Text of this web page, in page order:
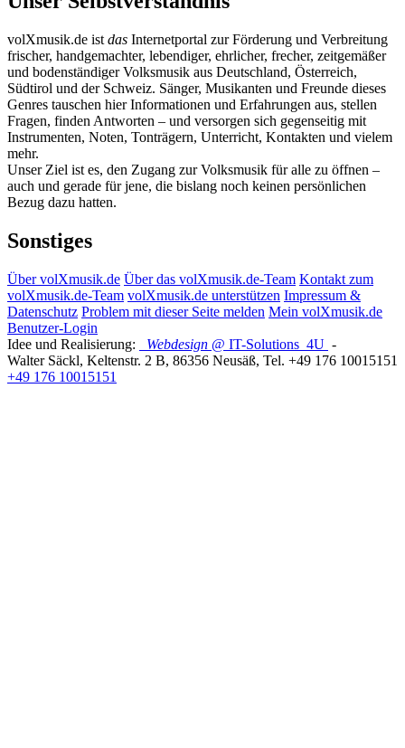
volXmusik.de ist das Internetportal zur Förderung und Verbreitung
frischer, handgemachter, lebendiger, ehrlicher, frecher, zeitgemäßer
und bodenständiger Volksmusik aus Deutschland, Österreich,
Südtirol und der Schweiz. Sänger, Musikanten und Freunde dieses
Genres tauschen hier Informationen und Erfahrungen aus, stellen
Fragen, finden Antworten – und versorgen sich gegenseitig mit
Instrumenten, Noten, Tonträgern, Unterricht, Kontakten und vielem
mehr.
Unser Ziel ist es, den Zugang zur Volksmusik für alle zu öffnen –
auch und gerade für jene, die bislang noch keinen persönlichen
Bezug dazu hatten.
Sonstiges
Über volXmusik.de Über das volXmusik.de-Team Kontakt zum
volXmusik.de-Team volXmusik.de unterstützen Impressum &
Datenschutz Problem mit dieser Seite melden Mein volXmusik.de
Benutzer-Login
Idee und Realisierung:
Webdesign @ IT-Solutions 4U -
Walter Säckl, Keltenstr. 2 B, 86356 Neusäß, Tel. +49 176 10015151
+49 176 10015151